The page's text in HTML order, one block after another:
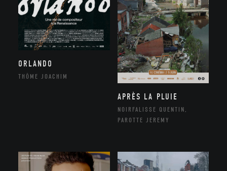
ORLANDO
THÔME JOACHIM
APRÈS LA PLUIE
NOIRFALISSE QUENTIN,
PAROTTE JEREMY